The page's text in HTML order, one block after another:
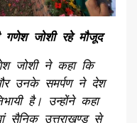
गणेश जोशी रहे मौजूद
जोशी ने कहा कि
और उनके समर्पण ने देश
है। उन्होंने कहा
सैनिक उत्तराखण्ड से